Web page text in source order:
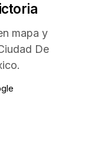
mapa y
De